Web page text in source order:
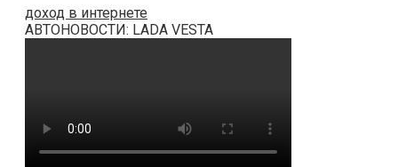
доход в интернете
АВТОНОВОСТИ: LADA VESTA